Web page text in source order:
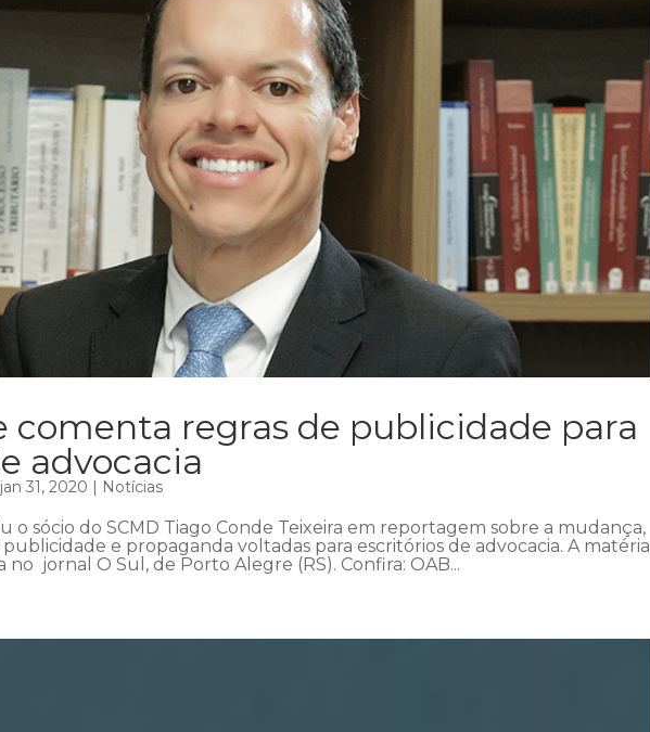
comenta regras de publicidade para
advocacia
jan 31, 2020 | Notícias
o sócio do SCMD Tiago Conde Teixeira em reportagem sobre a mudança,
publicidade e propaganda voltadas para escritórios de advocacia. A matéria
jornal O Sul, de Porto Alegre (RS). Confira: OAB...